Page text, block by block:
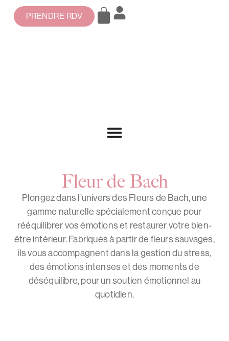
PRENDRE RDV
Fleur de Bach
Plongez dans l’univers des Fleurs de Bach, une
gamme naturelle spécialement conçue pour
rééquilibrer vos émotions et restaurer votre bien-
être intérieur. Fabriqués à partir de fleurs sauvages,
ils vous accompagnent dans la gestion du stress,
des émotions intenses et des moments de
déséquilibre, pour un soutien émotionnel au
quotidien.